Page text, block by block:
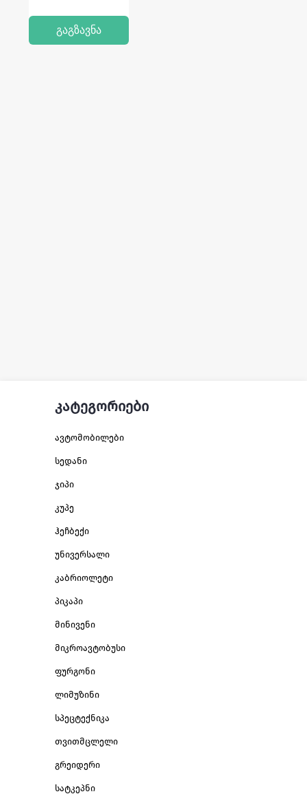
გაგზავნა
კატეგორიები
ავტომობილები
სედანი
ჯიპი
კუპე
ჰეჩბექი
უნივერსალი
კაბრიოლეტი
პიკაპი
მინივენი
მიკროავტობუსი
ფურგონი
ლიმუზინი
სპეცტექნიკა
თვითმცლელი
გრეიდერი
სატკეპნი